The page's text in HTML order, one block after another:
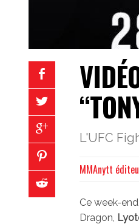
L'UFC
MMAnytt
Ce week-end,
Dragon,